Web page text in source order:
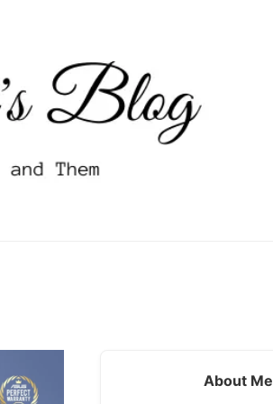
About Me